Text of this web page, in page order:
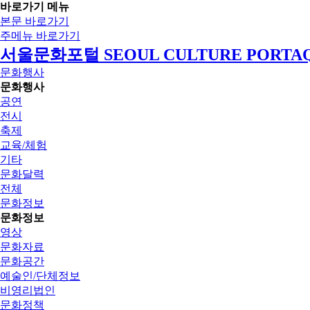
바로가기 메뉴
본문 바로가기
주메뉴 바로가기
서울문화포털 SEOUL CULTURE
문화행사
문화행사
공연
전시
축제
교육/체험
기타
문화달력
전체
문화정보
문화정보
영상
문화자료
문화공간
예술인/단체정보
비영리법인
문화정책